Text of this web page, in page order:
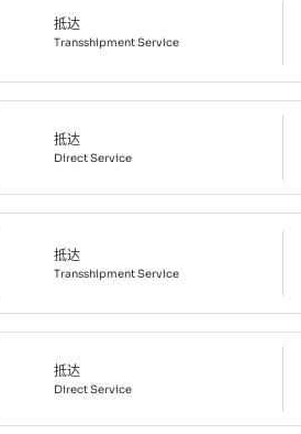
抵达
TransshipmentService
抵达
DirectService
抵达
TransshipmentService
抵达
DirectService